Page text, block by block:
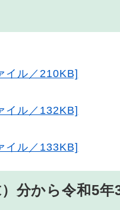
イル／210KB]
イル／132KB]
イル／133KB]
分から令和5年